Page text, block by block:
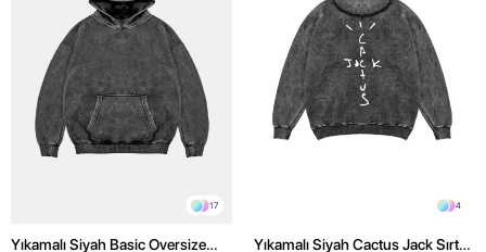
17
Yıkamalı Siyah Basic Oversize
4
Yıkamalı Siyah Cactus Jack Sırt